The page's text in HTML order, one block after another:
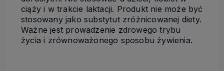
ciąży i w trakcie laktacji. Produkt nie może być
stosowany jako substytut zróżnicowanej diety.
Ważne jest prowadzenie zdrowego trybu
życia i zrównoważonego sposobu żywienia.